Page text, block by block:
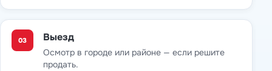
03 Выезд
Осмотр в городе или районе — если решите
продать.